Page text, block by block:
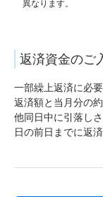
異なります。
返済資金のご
一部繰上返済に必
返済額と当月分の
他同日中に引落し
日の前日までに返